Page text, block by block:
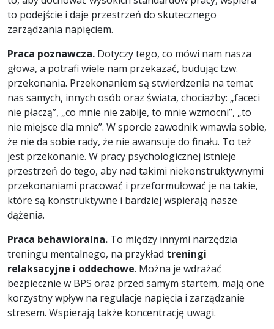
to podejście i daje przestrzeń do skutecznego
zarządzania napięciem.
Praca poznawcza. Dotyczy tego, co mówi nam nasza
głowa, a potrafi wiele nam przekazać, budując tzw.
przekonania. Przekonaniem są stwierdzenia na temat
nas samych, innych osób oraz świata, chociażby: „faceci
nie płaczą”, „co mnie nie zabije, to mnie wzmocni”, „to
nie miejsce dla mnie”. W sporcie zawodnik wmawia sobie,
że nie da sobie rady, że nie awansuje do finału. To też
jest przekonanie. W pracy psychologicznej istnieje
przestrzeń do tego, aby nad takimi niekonstruktywnymi
przekonaniami pracować i przeformułować je na takie,
które są konstruktywne i bardziej wspierają nasze
dążenia.
Praca behawioralna. To między innymi narzędzia
treningu mentalnego, na przykład treningi
relaksacyjne i oddechowe. Można je wdrażać
bezpiecznie w BPS oraz przed samym startem, mają one
korzystny wpływ na regulacje napięcia i zarządzanie
stresem. Wspierają także koncentrację uwagi.